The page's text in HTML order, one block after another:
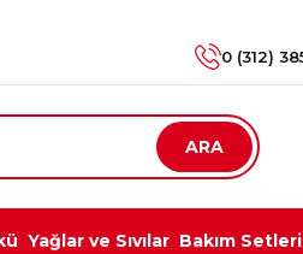
0 (312)
ARA
Yağlar ve Sıvılar Bakım